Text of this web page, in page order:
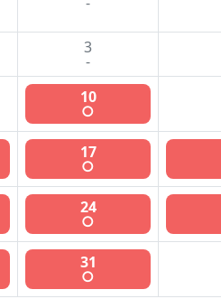
3
-
10
○
17
○
24
○
31
○